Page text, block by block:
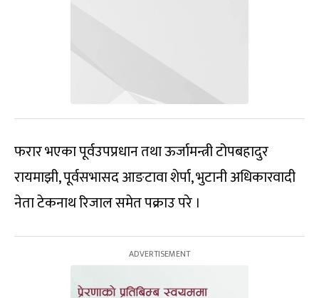
फरार भएका पूर्वउपप्रधान तथा ऊर्जामन्त्री टोपबहादुर
रायमाझी, पूर्वसभासद आङटावा शेर्पा, भुटानी अधिकारवादी
नेता टेकनाथ रिजाल समेत पक्राउ परे ।